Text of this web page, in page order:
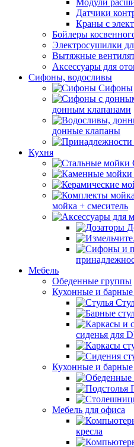
Модули
Датчики
Краны с
Бойлеры
Электросушилки
Вытяжные
Аксессуары для
Сифоны, водосливы
Сифоны
донным клапанами
донные клапаны
Кухня
мойка + смеситель
Мебель
Обеденные группы
Кухонные и барные
сиденья для
Кухонные и
Мебель для офиса
кресла